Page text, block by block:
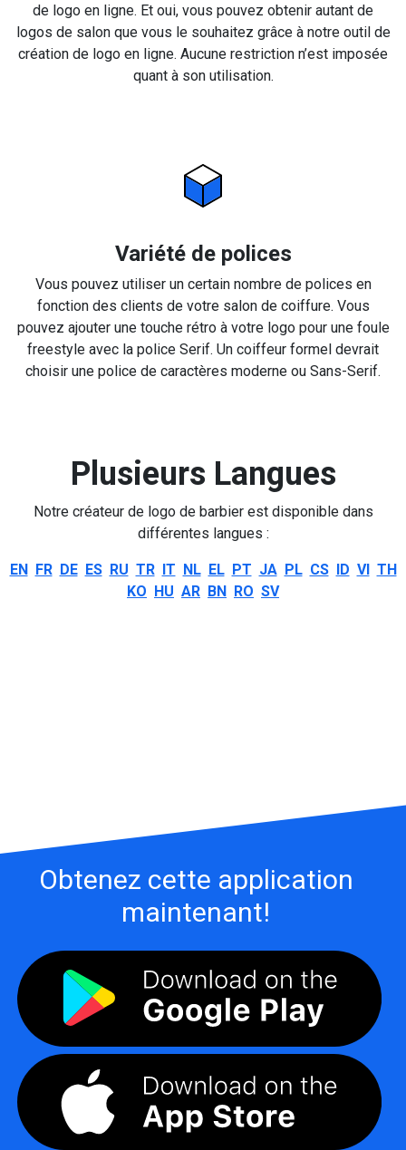
de logo en ligne. Et oui, vous pouvez obtenir autant de
logos de salon que vous le souhaitez grâce à notre outil de
création de logo en ligne. Aucune restriction n’est imposée
quant à son utilisation.
Variété de polices
Vous pouvez utiliser un certain nombre de polices en
fonction des clients de votre salon de coiffure. Vous
pouvez ajouter une touche rétro à votre logo pour une foule
freestyle avec la police Serif. Un coiffeur formel devrait
choisir une police de caractères moderne ou Sans-Serif.
Plusieurs Langues
Notre créateur de logo de barbier est disponible dans
différentes langues :
EN FR DE ES RU TR IT NL EL PT JA PL CS ID VI TH
KO HU AR BN RO SV
Obtenez cette application
maintenant!